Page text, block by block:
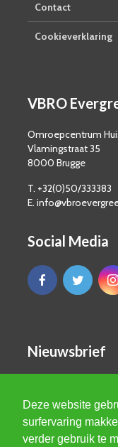
Deze website
surfervaring
verder gebruik te
Contact
Cookieverklaring
VBRO
Omroepcentrum
Vlamingstraat 35
8000 Brugge
T. +32(0)50/333383
E.
Social Media
Nieuwsbrief